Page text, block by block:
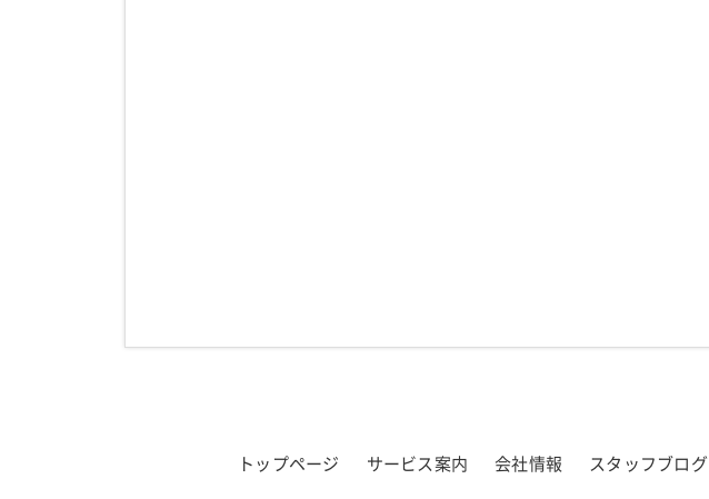
トップページ サービス案内 会社情報 スタッフブログ